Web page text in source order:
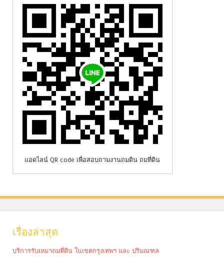
แอดไลน์ QR code เพื่อสอบถามงานถมดิน ถมที่ดิน
เรื่องล่าสุด
บริการรับเหมาถมที่ดิน ในเขตกรุงเทพฯ และ ปริมณฑล